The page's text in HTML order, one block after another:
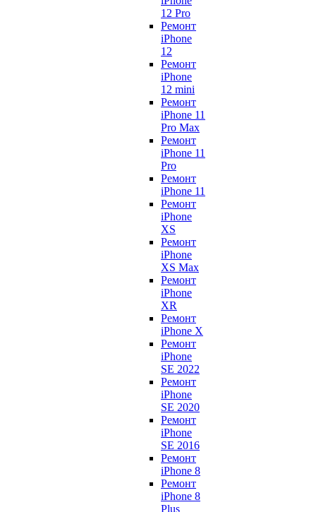
12 Pro
Ремонт
iPhone
12
Ремонт
iPhone
12 mini
Ремонт
iPhone 11
Pro Max
Ремонт
iPhone 11
Pro
Ремонт
iPhone 11
Ремонт
iPhone
XS
Ремонт
iPhone
XS Max
Ремонт
iPhone
XR
Ремонт
iPhone X
Ремонт
iPhone
SE 2022
Ремонт
iPhone
SE 2020
Ремонт
iPhone
SE 2016
Ремонт
iPhone 8
Ремонт
iPhone 8
Plus